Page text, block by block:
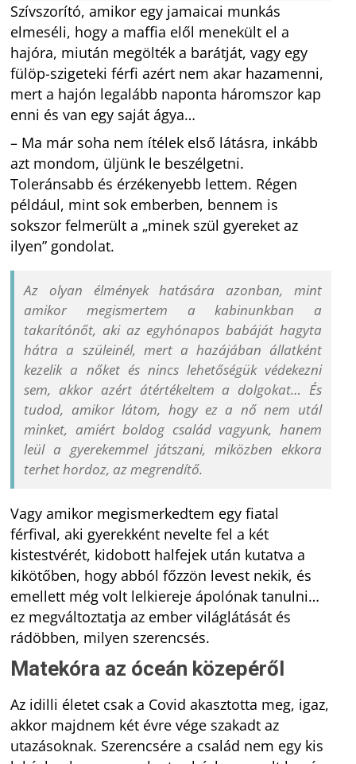
Szívszorító, amikor egy jamaicai munkás
elmeséli, hogy a maffia elől menekült el a
hajóra, miután megölték a barátját, vagy egy
fülöp-szigeteki férfi azért nem akar hazamenni,
mert a hajón legalább naponta háromszor kap
enni és van egy saját ágya…
– Ma már soha nem ítélek első látásra, inkább
azt mondom, üljünk le beszélgetni.
Toleránsabb és érzékenyebb lettem. Régen
például, mint sok emberben, bennem is
sokszor felmerült a „minek szül gyereket az
ilyen” gondolat.
Az olyan élmények hatására azonban, mint
amikor megismertem a kabinunkban a
takarítónőt, aki az egyhónapos babáját hagyta
hátra a szüleinél, mert a hazájában állatként
kezelik a nőket és nincs lehetőségük védekezni
sem, akkor azért átértékeltem a dolgokat… És
tudod, amikor látom, hogy ez a nő nem utál
minket, amiért boldog család vagyunk, hanem
leül a gyerekemmel játszani, miközben ekkora
terhet hordoz, az megrendítő.
Vagy amikor megismerkedtem egy fiatal
férfival, aki gyerekként nevelte fel a két
kistestvérét, kidobott halfejek után kutatva a
kikötőben, hogy abból főzzön levest nekik, és
emellett még volt lelkiereje ápolónak tanulni…
ez megváltoztatja az ember világlátását és
rádöbben, milyen szerencsés.
Matekóra az óceán közepéről
Az idilli életet csak a Covid akasztotta meg, igaz,
akkor majdnem két évre vége szakadt az
utazásoknak. Szerencsére a család nem egy kis